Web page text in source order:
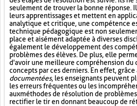
seulement de trouver la bonne réponse.
leurs apprentissages et mettent en
analytique et critique, une compétence
technique pédagogique est non
place et aisément adaptée à diverses
également le développement des
problèmes des élèves. De plus, elle
d'avoir une meilleure compréhension du
concepts par ces derniers. En effet, grâce
documentées, les enseignants peuvent
les erreurs fréquentes ou les
aux méthodes de résolution de
rectifier le tir en donnant beaucoup de